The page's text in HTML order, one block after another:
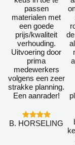
passen
materialen met
een goede
prijs/kwaliteit
verhouding.
Uitvoering door
prima
medewerkers
volgens een zeer
strakke planning.
Een aanrader!
B. HORSELING